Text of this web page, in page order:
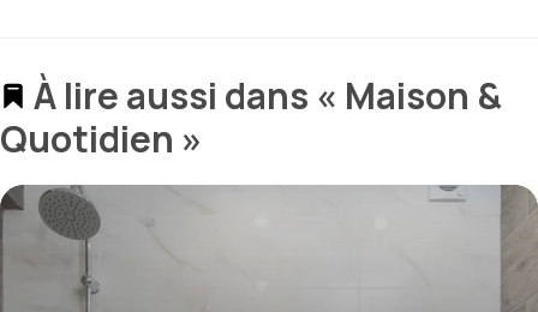
À lire aussi dans « Maison &
Quotidien »